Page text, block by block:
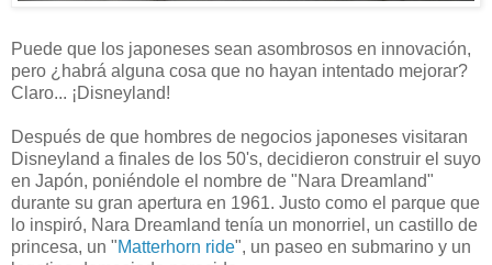
Puede que los japoneses sean asombrosos en innovación,
pero ¿habrá alguna cosa que no hayan intentado mejorar?
Claro... ¡Disneyland!
Después de que hombres de negocios japoneses visitaran
Disneyland a finales de los 50's, decidieron construir el suyo
en Japón, poniéndole el nombre de "Nara Dreamland"
durante su gran apertura en 1961. Justo como el parque que
lo inspiró, Nara Dreamland tenía un monorriel, un castillo de
princesa, un "Matterhorn ride", un paseo en submarino y un